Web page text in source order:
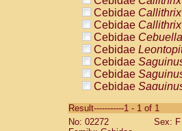
Cebidae
Cebidae Callithrix
Cebidae
Cebidae
Cebidae
Cebidae
Cebidae
Cebidae
Cebidae
Result-----------1 - 1 of 1
No: 02272
Sex: F